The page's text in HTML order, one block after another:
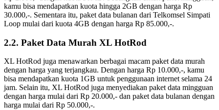
kamu bisa mendapatkan kuota hingga 2GB dengan harga Rp
30.000,-. Sementara itu, paket data bulanan dari Telkomsel Simpati
Loop mulai dari kuota 4GB dengan harga Rp 85.000,-.
2.2. Paket Data Murah XL HotRod
XL HotRod juga menawarkan berbagai macam paket data murah
dengan harga yang terjangkau. Dengan harga Rp 10.000,-, kamu
bisa mendapatkan kuota 1GB untuk penggunaan internet selama 24
jam. Selain itu, XL HotRod juga menyediakan paket data mingguan
dengan harga mulai dari Rp 20.000,- dan paket data bulanan dengan
harga mulai dari Rp 50.000,-.